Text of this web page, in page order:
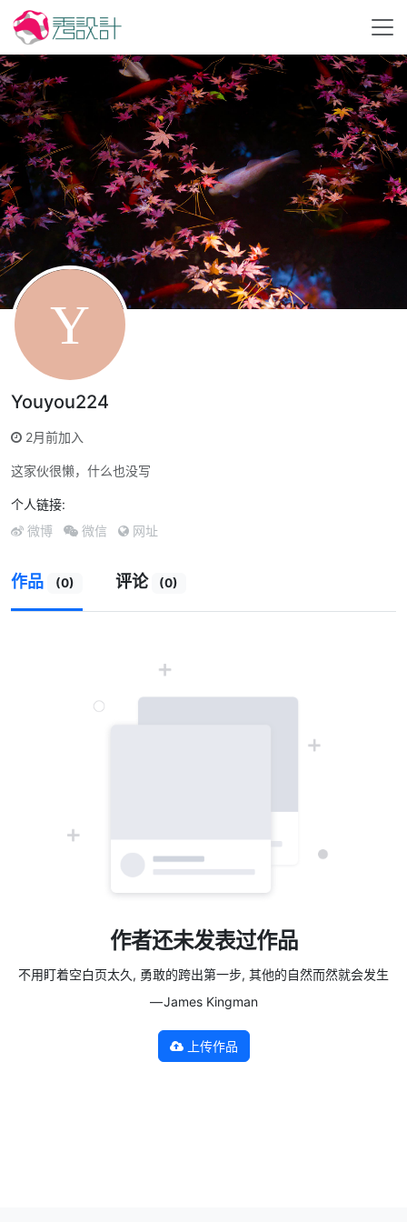
Youyou224
2月前加入
这家伙很懒，什么也没写
个人链接:
微博 微信 网址
作品 (0) 评论 (0)
作者还未发表过作品
不用盯着空白页太久, 勇敢的跨出第一步, 其他的自然而然就会发生
— James Kingman
上传作品